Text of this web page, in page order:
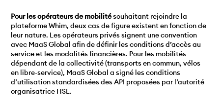
Pour les opérateurs de mobilitésouhaitant rejoindre la
plateforme Whim, deux cas de figure existent en fonction de
leur nature. Les opérateurs privés signent une convention
avec MaaS Global afin de définir les conditions d’accès au
service et les modalités financières. Pour les mobilités
dépendant de la collectivité (transports en commun, vélos
en libre-service), MaaS Global a signé les conditions
d’utilisation standardisées des API proposées par l’autorité
organisatrice HSL.